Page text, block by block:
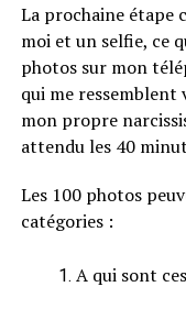
La prochaine étape
moi et un selfie, ce
photos sur mon
qui me
mon propre
attendu les 40
Les 100 photos
catégories :
A qui sont